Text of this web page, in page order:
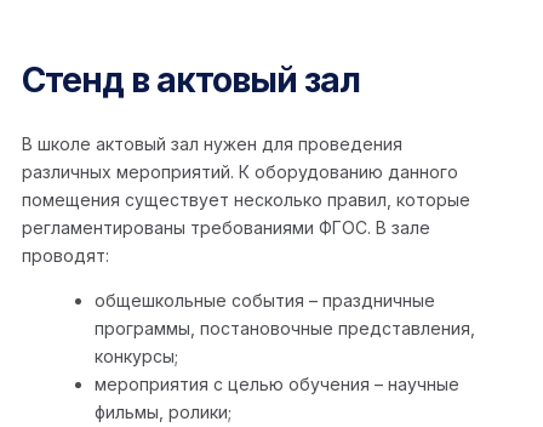
Стенд в актовый зал
В школе актовый зал нужен для проведения
различных мероприятий. К оборудованию данного
помещения существует несколько правил, которые
регламентированы требованиями ФГОС. В зале
проводят:
общешкольные события – праздничные
программы, постановочные представления,
конкурсы;
мероприятия с целью обучения – научные
фильмы, ролики;